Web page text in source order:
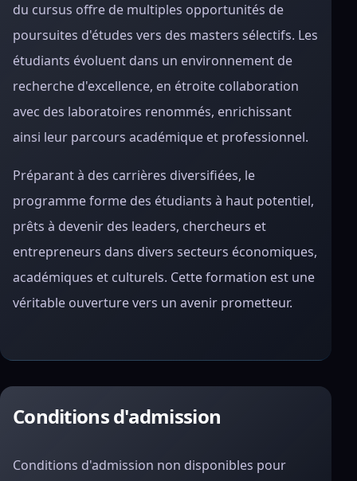
du cursus offre de multiples opportunités de
poursuites d'études vers des masters sélectifs. Les
étudiants évoluent dans un environnement de
recherche d'excellence, en étroite collaboration
avec des laboratoires renommés, enrichissant
ainsi leur parcours académique et professionnel.
Préparant à des carrières diversifiées, le
programme forme des étudiants à haut potentiel,
prêts à devenir des leaders, chercheurs et
entrepreneurs dans divers secteurs économiques,
académiques et culturels. Cette formation est une
véritable ouverture vers un avenir prometteur.
Conditions d'admission
Conditions d'admission non disponibles pour